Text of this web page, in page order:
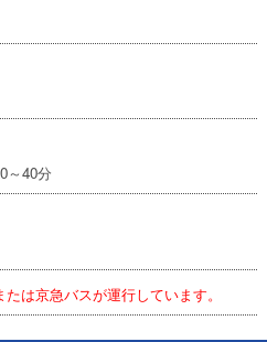
～40分
は京急バスが運行しています。